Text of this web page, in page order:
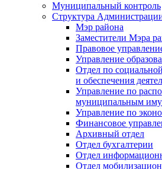
Муниципальный контроль
Структура
Мэр района
Заместители Мэра
Правовое
Управление
Отдел по
и обеспечения
Управление по
муниципальным
Управление по
Финансовое
Архивный отдел
Отдел бухгалтерии
Отдел
Отдел